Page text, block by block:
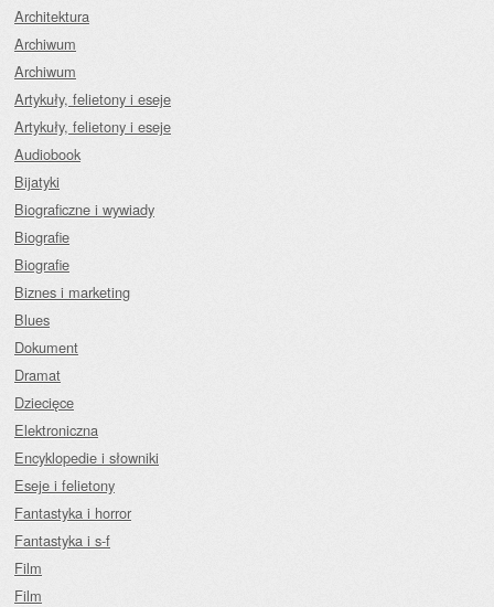
Architektura
Archiwum
Archiwum
Artykuły, felietony i eseje
Artykuły, felietony i eseje
Audiobook
Bijatyki
Biograficzne i wywiady
Biografie
Biografie
Biznes i marketing
Blues
Dokument
Dramat
Dziecięce
Elektroniczna
Encyklopedie i słowniki
Eseje i felietony
Fantastyka i horror
Fantastyka i s-f
Film
Film